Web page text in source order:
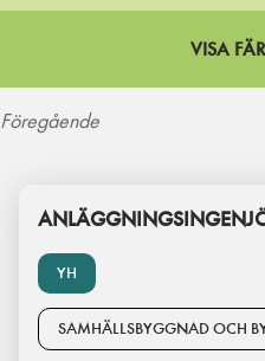
VISA
Föregående
YH
SAMHÄLLSBYGGNAD OCH